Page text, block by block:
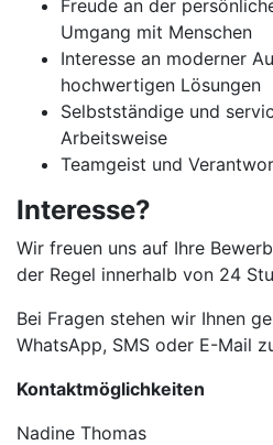
Freude an der
Umgang mit Menschen
Interesse an moderner
hochwertigen Lösungen
Selbstständige und
Arbeitsweise
Teamgeist und
Interesse?
Wir freuen uns auf Ihre
der Regel innerhalb von 24
Bei Fragen stehen wir Ihnen
WhatsApp, SMS oder E-Mail
Kontaktmöglichkeiten
Nadine Thomas